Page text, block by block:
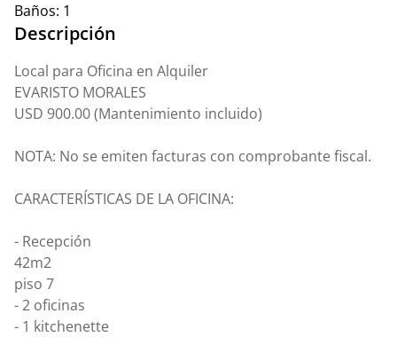
Baños: 1
Descripción
Local para Oficina en Alquiler
EVARISTO MORALES
USD 900.00 (Mantenimiento incluido)
NOTA: No se emiten facturas con comprobante fiscal.
CARACTERÍSTICAS DE LA OFICINA:
- Recepción
42m2
piso 7
- 2 oficinas
- ⁠1 kitchenette